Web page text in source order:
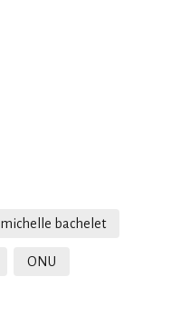
michelle bachelet
ONU